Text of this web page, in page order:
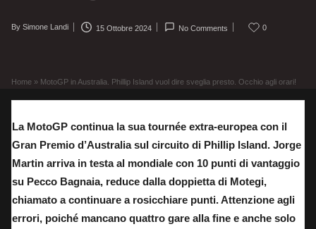
Posted
By Simone Landi 15 Ottobre 2024 No Comments 0
Home » MotoGP in Australia. Phillip Island vuol dire sveglia presto. Occhio agli orari!
La MotoGP continua la sua tournée extra-europea con il
Gran Premio d’Australia sul circuito di Phillip Island. Jorge
Martin arriva in testa al mondiale con 10 punti di vantaggio
su Pecco Bagnaia, reduce dalla doppietta di Motegi,
chiamato a continuare a rosicchiare punti. Attenzione agli
errori, poiché mancano quattro gare alla fine e anche solo